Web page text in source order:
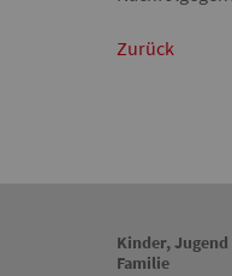
Zurück
Kinder, Jugend
Familie